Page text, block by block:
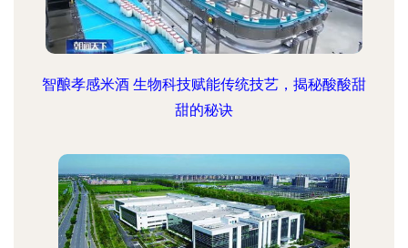
智酿孝感米酒 生物科技赋能传统技艺，揭秘酸酸甜
甜的秘诀